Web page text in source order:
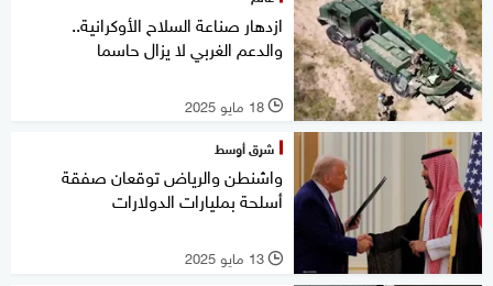
ازدهار صناعة السلاح الأوكرانية..
والدعم الغربي لا يزال حاسما
l 18 مايو 2025
شرق أوسط
واشنطن والرياض توقعان صفقة
أسلحة بمليارات الدولارات
l 13 مايو 2025